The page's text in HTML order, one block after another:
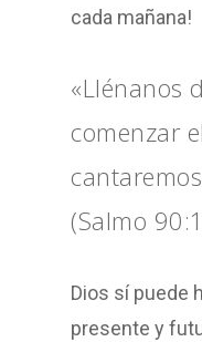
cada mañana!
«Llénanos
comenzar
(Salmo
Dios sí puede
presente y